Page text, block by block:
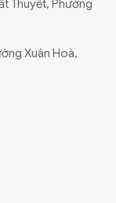
Thuyết, Phường
Xuân Hoà,